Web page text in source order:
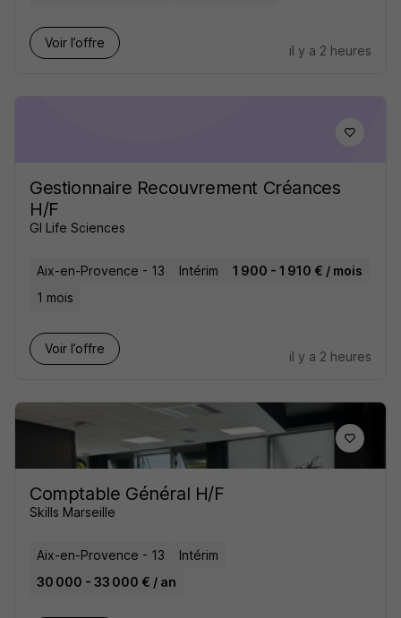
Voir l’offre
il y a 2 heures
Gestionnaire Recouvrement Créances
H/F
GI Life Sciences
Aix-en-Provence - 13 Intérim
1 900 - 1 910 € / mois
1 mois
Voir l’offre
il y a 2 heures
Comptable Général H/F
Skills Marseille
Aix-en-Provence - 13
Intérim
30 000 - 33 000 € / an